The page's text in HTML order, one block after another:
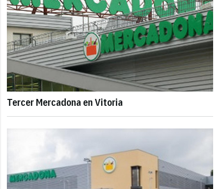
Tercer Mercadona en Vitoria